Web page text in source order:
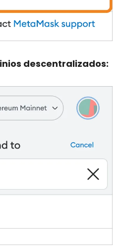
descentralizados: